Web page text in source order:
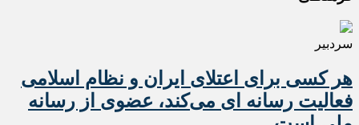
سردبیر
هر کسی برای اعتلای ایران و نظام اسلامی
فعالیت رسانه ای می‌کند، عضوی از رسانه